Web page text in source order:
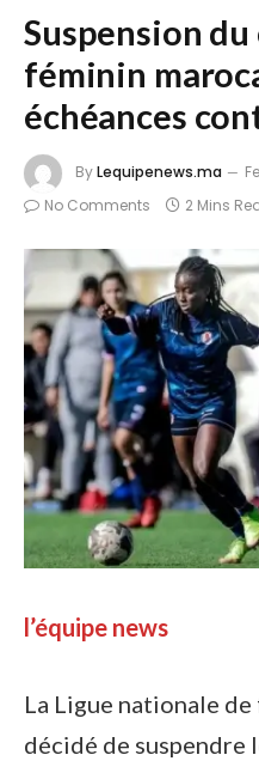
Suspension
féminin
échéances
ByLequipenews.ma
No Comments
2 Mins
l’équipe news
La Ligue nationale
décidé de suspendre